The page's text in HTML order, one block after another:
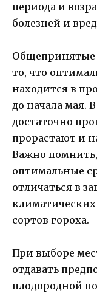
периода и
болезней и
Общепринятые
то, что
находится в
до начала мая.
достаточно
прорастают и
Важно
оптимальные
отличаться в
сортов гороха.
При выборе
отдавать
плодородной